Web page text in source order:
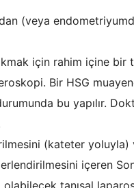
(veya
için rahim içine bir
Bir HSG
bu yapılır.
(kateter
içeren
tanısal